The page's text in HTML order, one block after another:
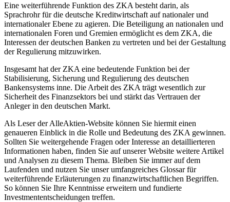
Eine weiterführende Funktion des ZKA besteht darin, als
Sprachrohr für die deutsche Kreditwirtschaft auf nationaler und
internationaler Ebene zu agieren. Die Beteiligung an nationalen und
internationalen Foren und Gremien ermöglicht es dem ZKA, die
Interessen der deutschen Banken zu vertreten und bei der Gestaltung
der Regulierung mitzuwirken.
Insgesamt hat der ZKA eine bedeutende Funktion bei der
Stabilisierung, Sicherung und Regulierung des deutschen
Bankensystems inne. Die Arbeit des ZKA trägt wesentlich zur
Sicherheit des Finanzsektors bei und stärkt das Vertrauen der
Anleger in den deutschen Markt.
Als Leser der AlleAktien-Website können Sie hiermit einen
genaueren Einblick in die Rolle und Bedeutung des ZKA gewinnen.
Sollten Sie weitergehende Fragen oder Interesse an detaillierteren
Informationen haben, finden Sie auf unserer Website weitere Artikel
und Analysen zu diesem Thema. Bleiben Sie immer auf dem
Laufenden und nutzen Sie unser umfangreiches Glossar für
weiterführende Erläuterungen zu finanzwirtschaftlichen Begriffen.
So können Sie Ihre Kenntnisse erweitern und fundierte
Investmententscheidungen treffen.